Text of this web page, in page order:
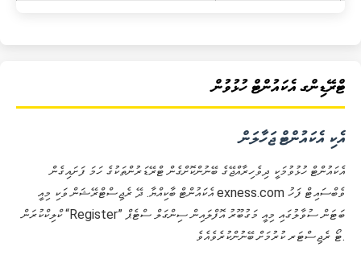
ޓްރޭޑިންގ އެކައުންޓް ހުޅުވުން
އެކި އެކައުންޓް ޖަހާލަން
އެކައުންޓް ހުޅުވުމަކީ ދިވެހިރާއްޖޭގެ ބޭނުންކޮށްގެން ޓްރޭޑަރުންތަކުގެ ހަމަ ފަށައިގެން
އެކައުންޓް ބާކިއްޔާ. ދޭ ރެޖިސްޓްރޭޝަން ވަކި މިއީ exness.com ވެބްސައިޓް ފަހު
ކްލިކްކުރަން “Register” ބަޓަން ސުވާލުގައި މިއީ މަގުބޫރު އޮފްލައިން ސިންގަލް ސްޓެޕް
ޓޯ ރެޖިސްޓަރ ކުރުމަށް ބޭނުންކުރެވެއެވެ.